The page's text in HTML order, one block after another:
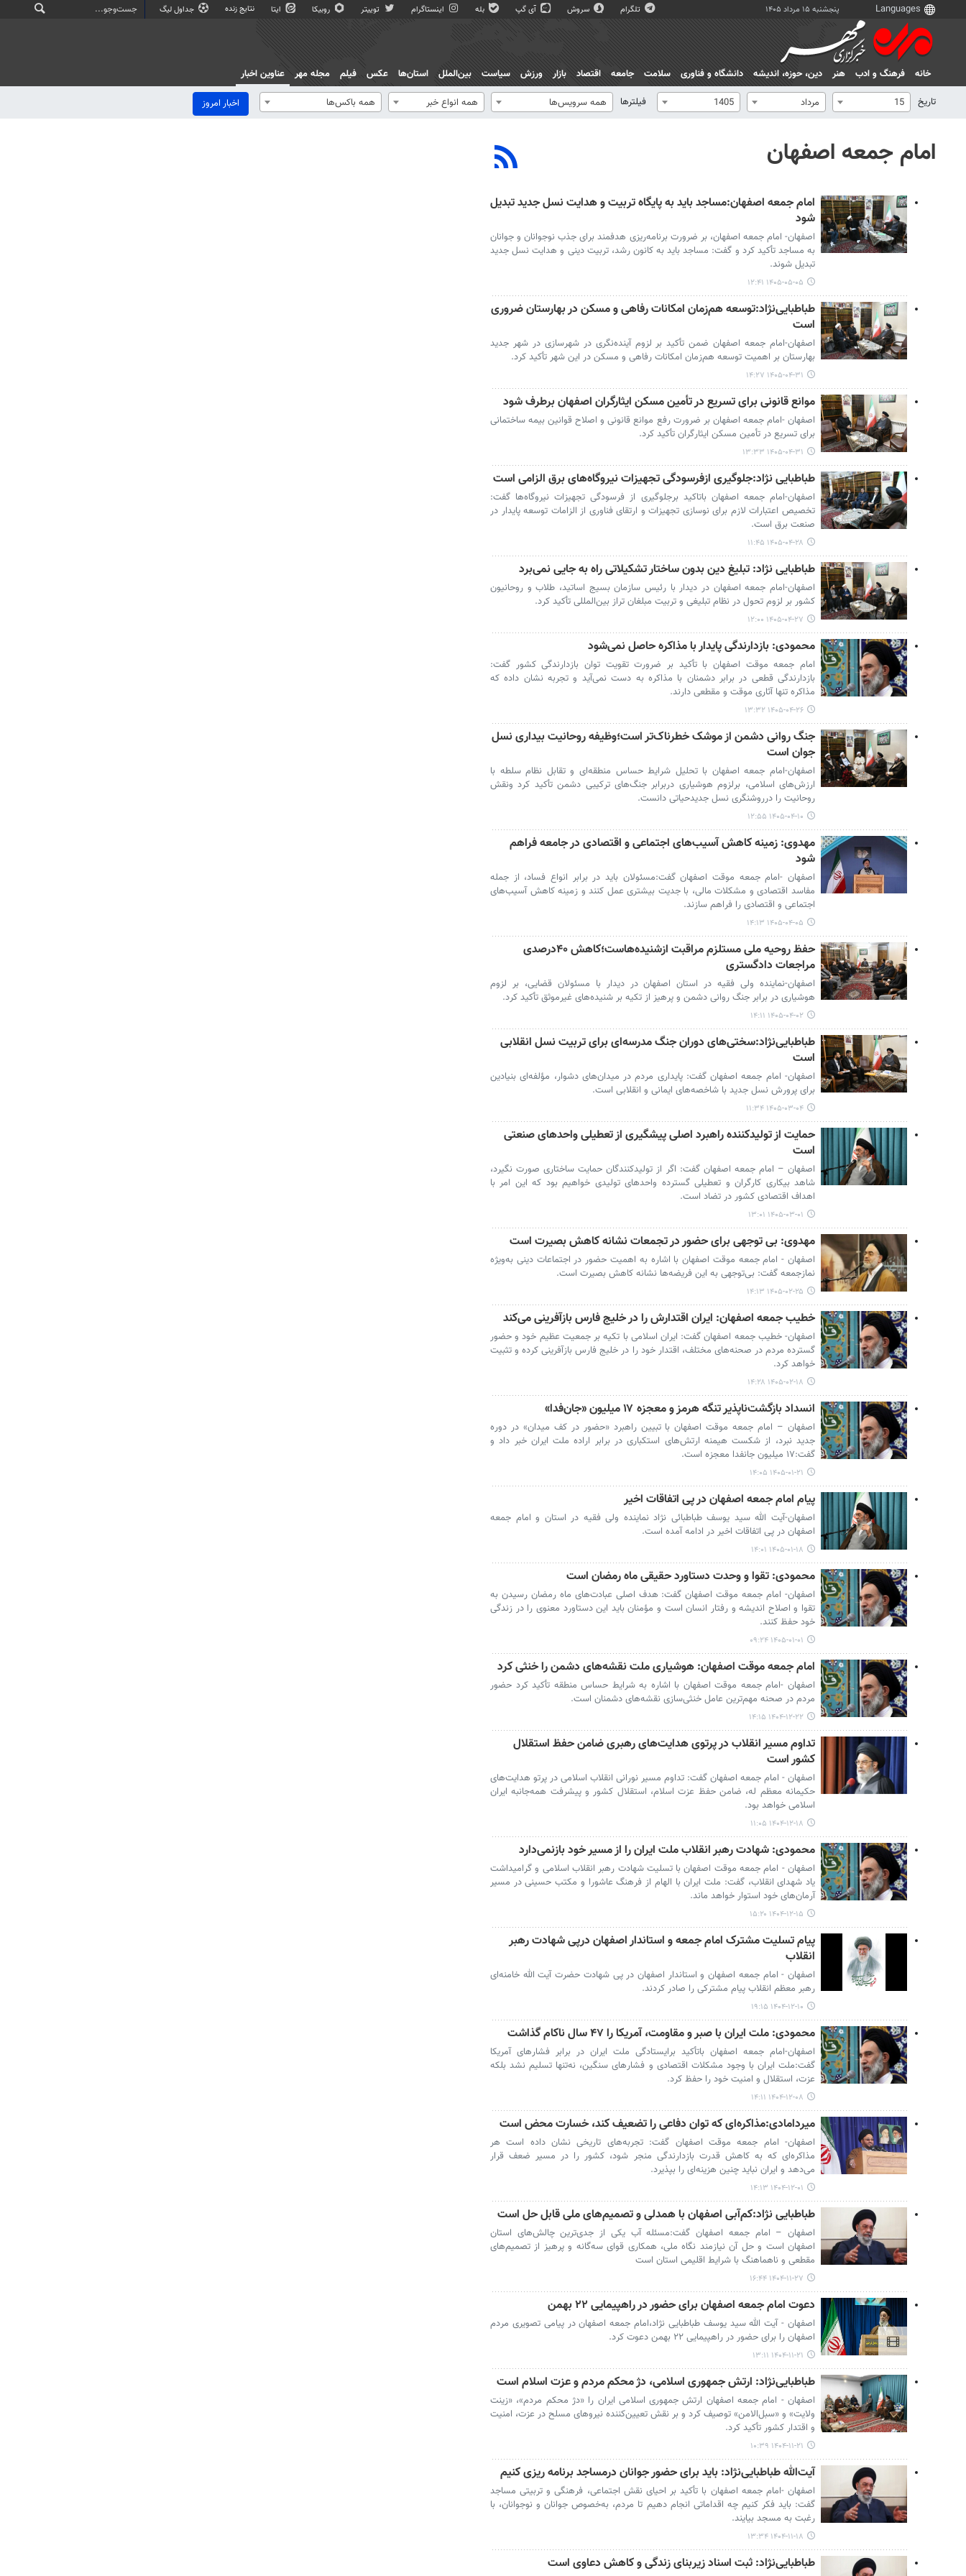
پنجشنبه ۱۵ مرداد ۱۴۰۵ تلگرام سروش آی گپ بله اینستاگرام توییتر روبیکا ایتا نتایج زنده جداول لیگ
خانه فرهنگ و ادب هنر دين، حوزه، انديشه دانشگاه و فناوری سلامت جامعه اقتصاد بازار ورزش سیاست بین‌الملل استان‌ها عکس فیلم مجله مهر
عناوین اخبار
تاریخ
15 مرداد 1405 فیلترها همه سرویس‌ها همه انواع خبر همه باکس‌ها اخبار امروز
امام جمعه اصفهان
امام جمعه اصفهان:مساجد باید به پایگاه تربیت و هدایت نسل جدید تبدیل
شود
اصفهان- امام جمعه اصفهان، بر ضرورت برنامه‌ریزی هدفمند برای جذب نوجوانان و جوانان
به مساجد تأکید کرد و گفت: مساجد باید به کانون رشد، تربیت دینی و هدایت نسل جدید
تبدیل شوند.
۱۴۰۵-۰۵-۰۵ ۱۲:۴۱
طباطبایی‌نژاد:توسعه هم‌زمان امکانات رفاهی و مسکن در بهارستان ضروری
است
اصفهان-امام جمعه اصفهان ضمن تأکید بر لزوم آینده‌نگری در شهرسازی در شهر جدید
بهارستان بر اهمیت توسعه هم‌زمان امکانات رفاهی و مسکن در این شهر تأکید کرد.
۱۴۰۵-۰۴-۳۱ ۱۴:۲۷
موانع قانونی برای تسریع در تأمین مسکن ایثارگران اصفهان برطرف شود
اصفهان -امام جمعه اصفهان بر ضرورت رفع موانع قانونی و اصلاح قوانین بیمه ساختمانی
برای تسریع در تأمین مسکن ایثارگران تأکید کرد.
۱۴۰۵-۰۴-۳۱ ۱۳:۳۳
طباطبایی نژاد:جلوگیری ازفرسودگی تجهیزات نیروگاه‌های برق الزامی است
اصفهان-امام جمعه اصفهان باتاکید برجلوگیری از فرسودگی تجهیزات نیروگاه‌ها گفت:
تخصیص اعتبارات لازم برای نوسازی تجهیزات و ارتقای فناوری از الزامات توسعه پایدار در
صنعت برق است.
۱۴۰۵-۰۴-۲۸ ۱۱:۴۵
طباطبایی نژاد: تبلیغ دین بدون ساختار تشکیلاتی راه به جایی نمی‌برد
اصفهان-امام جمعه اصفهان در دیدار با رئیس سازمان بسیج اساتید، طلاب و روحانیون
کشور بر لزوم تحول در نظام تبلیغی و تربیت مبلغان تراز بین‌المللی تأکید کرد.
۱۴۰۵-۰۴-۲۷ ۱۲:۰۰
محمودی: بازدارندگی پایدار با مذاکره حاصل نمی‌شود
امام جمعه موقت اصفهان با تأکید بر ضرورت تقویت توان بازدارندگی کشور گفت:
بازدارندگی قطعی در برابر دشمنان با مذاکره به دست نمی‌آید و تجربه نشان داده که
مذاکره تنها آثاری موقت و مقطعی دارند.
۱۴۰۵-۰۴-۲۶ ۱۳:۳۲
جنگ روانی دشمن از موشک خطرناک‌تر است؛وظیفه روحانیت بیداری نسل
جوان است
اصفهان-امام جمعه اصفهان با تحلیل شرایط حساس منطقه‌ای و تقابل نظام سلطه با
ارزش‌های اسلامی، برلزوم هوشیاری دربرابر جنگ‌های ترکیبی دشمن تأکید کرد ونقش
روحانیت را درروشنگری نسل جدیدحیاتی دانست.
۱۴۰۵-۰۴-۱۰ ۱۲:۵۵
مهدوی: زمینه کاهش آسیب‌های اجتماعی و اقتصادی در جامعه فراهم
شود
اصفهان -امام جمعه موقت اصفهان گفت:مسئولان باید در برابر انواع فساد، از جمله
مفاسد اقتصادی و مشکلات مالی، با جدیت بیشتری عمل کنند و زمینه کاهش آسیب‌های
اجتماعی و اقتصادی را فراهم سازند.
۱۴۰۵-۰۴-۰۵ ۱۴:۱۳
حفظ روحیه ملی مستلزم مراقبت ازشنیده‌هاست؛کاهش ۴۰درصدی
مراجعات دادگستری
اصفهان-نماینده ولی فقیه در استان اصفهان در دیدار با مسئولان قضایی، بر لزوم
هوشیاری در برابر جنگ روانی دشمن و پرهیز از تکیه بر شنیده‌های غیرموثق تأکید کرد.
۱۴۰۵-۰۴-۰۲ ۱۴:۱۱
طباطبایی‌نژاد:سختی‌های دوران جنگ مدرسه‌ای برای تربیت نسل انقلابی
است
اصفهان- امام جمعه اصفهان گفت: پایداری مردم در میدان‌های دشوار، مؤلفه‌ای بنیادین
برای پرورش نسل جدید با شاخصه‌های ایمانی و انقلابی است.
۱۴۰۵-۰۳-۰۴ ۱۱:۳۴
حمایت از تولیدکننده راهبرد اصلی پیشگیری از تعطیلی واحدهای صنعتی
است
اصفهان – امام جمعه اصفهان گفت: اگر از تولیدکنندگان حمایت ساختاری صورت نگیرد،
شاهد بیکاری کارگران و تعطیلی گسترده واحدهای تولیدی خواهیم بود که این امر با
اهداف اقتصادی کشور در تضاد است.
۱۴۰۵-۰۳-۰۱ ۱۳:۰۱
مهدوی: بی توجهی برای حضور در تجمعات نشانه کاهش بصیرت است
اصفهان - امام جمعه موقت اصفهان با اشاره به اهمیت حضور در اجتماعات دینی به‌ویژه
نمازجمعه گفت: بی‌توجهی به این فریضه‌ها نشانه کاهش بصیرت است.
۱۴۰۵-۰۲-۲۵ ۱۴:۱۳
خطیب جمعه اصفهان: ایران اقتدارش را در خلیج فارس بازآفرینی می‌کند
اصفهان- خطیب جمعه اصفهان گفت: ایران اسلامی با تکیه بر جمعیت عظیم خود و حضور
گسترده مردم در صحنه‌های مختلف، اقتدار خود را در خلیج فارس بازآفرینی کرده و تثبیت
خواهد کرد.
۱۴۰۵-۰۲-۱۸ ۱۴:۲۸
انسداد بازگشت‌ناپذیر تنگه هرمز و معجزه ۱۷ میلیون «جان‌فدا»
اصفهان – امام جمعه موقت اصفهان با تبیین راهبرد «حضور در کف میدان» در دوره
جدید نبرد، از شکست هیمنه ارتش‌های استکباری در برابر اراده ملت ایران خبر داد و
گفت:۱۷ میلیون جانفدا معجزه است.
۱۴۰۵-۰۱-۲۱ ۱۴:۰۵
پیام امام جمعه اصفهان در پی اتفاقات اخیر
اصفهان-آیت الله سید یوسف طباطبائی نژاد نماینده ولی فقیه در استان و امام جمعه
اصفهان در پی اتفاقات اخیر در ادامه آمده است.
۱۴۰۵-۰۱-۱۸ ۱۴:۰۱
محمودی: تقوا و وحدت دستاورد حقیقی ماه رمضان است
اصفهان- امام جمعه موقت اصفهان گفت: هدف اصلی عبادت‌های ماه رمضان رسیدن به
تقوا و اصلاح اندیشه و رفتار انسان است و مؤمنان باید این دستاورد معنوی را در زندگی
خود حفظ کنند.
۱۴۰۵-۰۱-۰۱ ۰۹:۲۴
امام جمعه موقت اصفهان: هوشیاری ملت نقشه‌های دشمن را خنثی کرد
اصفهان -امام جمعه موقت اصفهان با اشاره به شرایط حساس منطقه تأکید کرد حضور
مردم در صحنه مهم‌ترین عامل خنثی‌سازی نقشه‌های دشمنان است.
۱۴۰۴-۱۲-۲۲ ۱۴:۱۵
تداوم مسیر انقلاب در پرتوی هدایت‌های رهبری ضامن حفظ استقلال
کشور است
اصفهان - امام جمعه اصفهان گفت: تداوم مسیر نورانی انقلاب اسلامی در پرتو هدایت‌های
حکیمانه معظم له، ضامن حفظ عزت اسلام، استقلال کشور و پیشرفت همه‌جانبه ایران
اسلامی خواهد بود.
۱۴۰۴-۱۲-۱۸ ۱۱:۰۵
محمودی: شهادت رهبر انقلاب ملت ایران را از مسیر خود بازنمی‌دارد
اصفهان - امام جمعه موقت اصفهان با تسلیت شهادت رهبر انقلاب اسلامی و گرامیداشت
یاد شهدای انقلاب، گفت: ملت ایران با الهام از فرهنگ عاشورا و مکتب حسینی در مسیر
آرمان‌های خود استوار خواهد ماند.
۱۴۰۴-۱۲-۱۵ ۱۵:۲۰
پیام تسلیت مشترک امام جمعه و استاندار اصفهان درپی شهادت رهبر
انقلاب
اصفهان - امام جمعه اصفهان و استاندار اصفهان در پی شهادت حضرت آیت الله خامنه‌ای
رهبر معظم انقلاب پیام مشترکی را صادر کردند.
۱۴۰۴-۱۲-۱۰ ۱۹:۱۵
محمودی: ملت ایران با صبر و مقاومت، آمریکا را ۴۷ سال ناکام گذاشت
اصفهان-امام جمعه اصفهان باتأکید برایستادگی ملت ایران در برابر فشارهای آمریکا
گفت:ملت ایران با وجود مشکلات اقتصادی و فشارهای سنگین، نه‌تنها تسلیم نشد بلکه
عزت، استقلال و امنیت خود را حفظ کرد.
۱۴۰۴-۱۲-۰۸ ۱۴:۱۱
میردامادی:مذاکره‌ای که توان دفاعی را تضعیف کند، خسارت محض است
اصفهان- امام جمعه موقت اصفهان گفت: تجربه‌های تاریخی نشان داده است هر
مذاکره‌ای که به کاهش قدرت بازدارندگی منجر شود، کشور را در مسیر ضعف قرار
می‌دهد و ایران نباید چنین هزینه‌ای را بپذیرد.
۱۴۰۴-۱۲-۰۱ ۱۴:۱۳
طباطبایی نژاد:کم‌آبی اصفهان با همدلی و تصمیم‌های ملی قابل حل است
اصفهان – امام جمعه اصفهان گفت:مسئله آب یکی از جدی‌ترین چالش‌های استان
اصفهان است و حل آن نیازمند نگاه ملی، همکاری قوای سه‌گانه و پرهیز از تصمیم‌های
مقطعی و ناهماهنگ با شرایط اقلیمی استان است
۱۴۰۴-۱۱-۲۷ ۱۶:۴۴
دعوت امام جمعه اصفهان برای حضور در راهپیمایی ۲۲ بهمن
اصفهان - آیت الله سید یوسف طباطبایی نژاد،امام جمعه اصفهان در پیامی تصویری مردم
اصفهان را برای حضور در راهپیمایی ۲۲ بهمن دعوت کرد.
۱۴۰۴-۱۱-۲۱ ۱۳:۱۱
طباطبایی‌نژاد: ارتش جمهوری اسلامی، دژ محکم مردم و عزت اسلام است
اصفهان - امام جمعه اصفهان ارتش جمهوری اسلامی ایران را «دژ محکم مردم»، «زینت
ولایت» و «سبل‌الامن» توصیف کرد و بر نقش تعیین‌کننده نیروهای مسلح در عزت، امنیت
و اقتدار کشور تأکید کرد.
۱۴۰۴-۱۱-۲۱ ۱۰:۳۹
آیت‌الله طباطبایی‌نژاد: باید برای حضور جوانان درمساجد برنامه ریزی کنیم
اصفهان -امام جمعه اصفهان با تأکید بر احیای نقش اجتماعی، فرهنگی و تربیتی مساجد
گفت: باید فکر کنیم چه اقداماتی انجام دهیم تا مردم، به‌خصوص جوانان و نوجوانان، با
رغبت به مسجد بیایند.
۱۴۰۴-۱۱-۱۸ ۱۳:۳۴
طباطبایی‌نژاد: ثبت اسناد زیربنای زندگی و کاهش دعاوی است